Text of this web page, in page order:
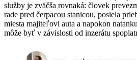
služby je zväčša rovnaká: človek
rade pred čerpacou stanicou, posiela
miesta majiteľovi auta a napokon
môže byť v závislosti od inzerátu